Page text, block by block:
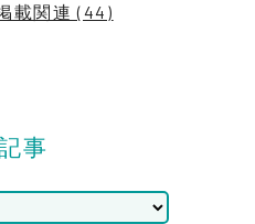
載関連 (44)
事